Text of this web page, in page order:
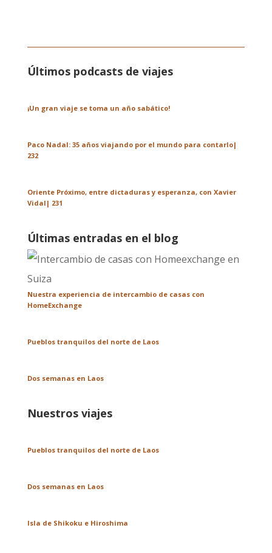
Últimos podcasts de viajes
¡Un gran viaje se toma un año sabático!
Paco Nadal: 35 años viajando por el mundo para contarlo|
232
Oriente Próximo, entre dictaduras y esperanza, con Xavier
Vidal| 231
Últimas entradas en el blog
Nuestra experiencia de intercambio de casas con
HomeExchange
Pueblos tranquilos del norte de Laos
Dos semanas en Laos
Nuestros viajes
Pueblos tranquilos del norte de Laos
Dos semanas en Laos
Isla de Shikoku e Hiroshima